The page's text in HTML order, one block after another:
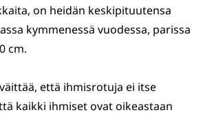
on heidän keskipituutensa
kymmenessä vuodessa, parissa
cm.
että ihmisrotuja ei itse
kaikki ihmiset ovat oikeastaan